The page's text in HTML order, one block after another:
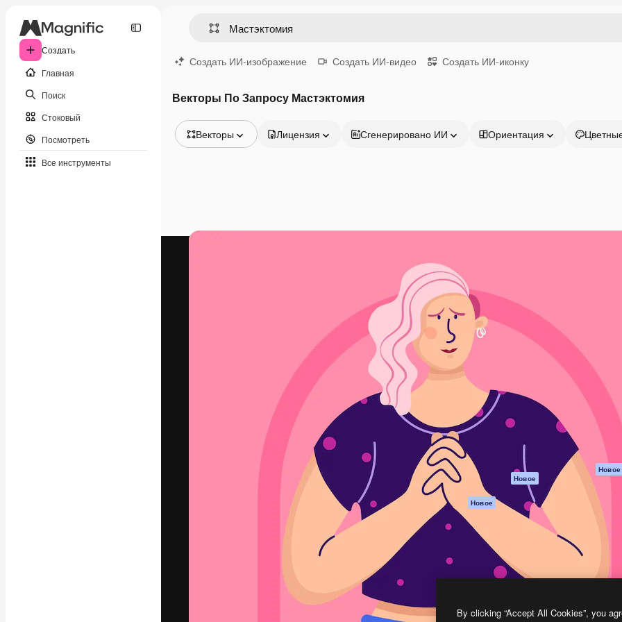
Создать
Главная
Поиск
Стоковый
Посмотреть
Все инструменты
Создать ИИ-изображение Создать ИИ-видео Создать ИИ-иконку
Векторы По Запросу Мастэктомия
Векторы
Видео
Лицензия Сгенерировано ИИ Ориентация
Креативная платформа для создания
ваших лучших работ. Более 1 миллиона
подписчиков среди креаторов,
предприятий, агентств и студий.
Pусский
Продукция
Spaces
ИИ-помощник
Генератор
изображений ИИ
Генератор видео
Генератор голоса
на основе ИИ
Стоковый контент
MCP для
Claude/ChatGPT
Новое
Агенты Новое
API
Мобильное
приложение
Все инструменты
Magnific
Academy
Документация по
Пакету ИИ
Служба
поддержки
Условия и
положения
Политика
Оригиналы
Новое
Политика файлов
cookie
Центр доверия
Партнеры
Предприятие
By clicking “Accept All Cookies”, you